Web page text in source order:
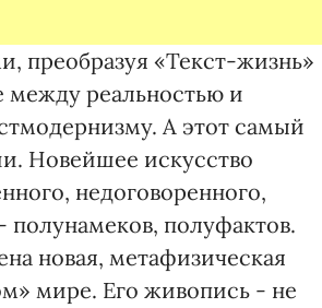
преобразуя «Текст-жизнь»
между реальностью и
А этот самый
Новейшее искусство
недоговоренного,
полунамеков, полуфактов.
новая, метафизическая
мире. Его живопись - не